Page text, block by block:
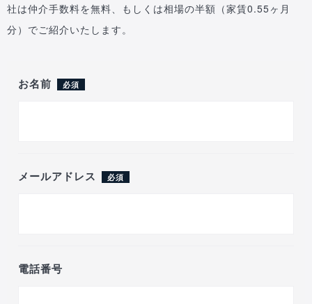
社は仲介手数料を無料、もしくは相場の半額（家賃0.55ヶ月
分）でご紹介いたします。
お名前 必須
メールアドレス 必須
電話番号